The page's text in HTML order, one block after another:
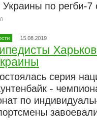
Украины по регби-
0
15.08.2019
серия
-
по